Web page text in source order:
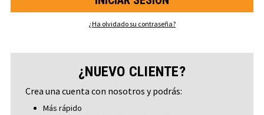
¿Ha olvidado su contraseña?
¿NUEVO CLIENTE?
Crea una cuenta con nosotros y podrás:
Más rápido